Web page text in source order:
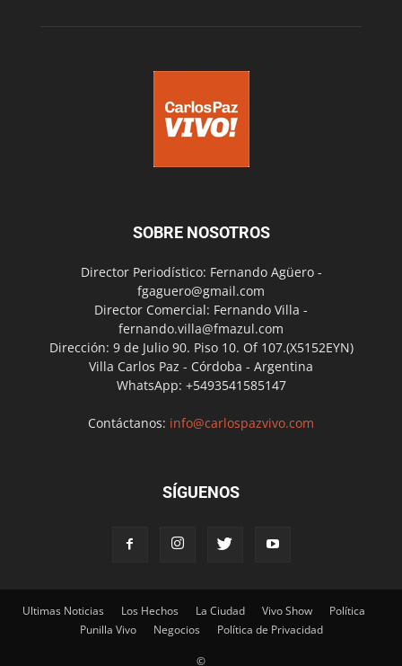
SOBRE NOSOTROS
Director Periodístico: Fernando Agüero -
fgaguero@gmail.com
Director Comercial: Fernando Villa -
fernando.villa@fmazul.com
Dirección: 9 de Julio 90. Piso 10. Of 107.(X5152EYN)
Villa Carlos Paz - Córdoba - Argentina
WhatsApp: +5493541585147
Contáctanos: info@carlospazvivo.com
SÍGUENOS
Ultimas Noticias Los Hechos La Ciudad Vivo Show
Política
Punilla Vivo
Negocios Política de Privacidad
©